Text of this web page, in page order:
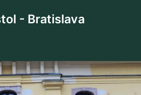
- Bratislava